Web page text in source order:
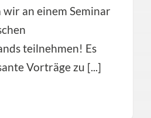
an einem Seminar
teilnehmen! Es
Vorträge zu [...]